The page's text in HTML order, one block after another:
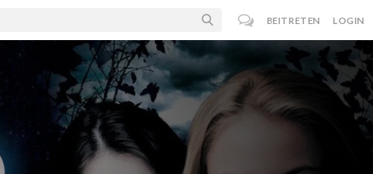
BEITRETEN LOGIN